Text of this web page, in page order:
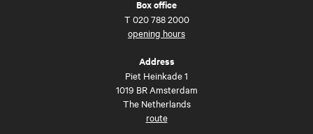
Box office
T 020 788 2000
opening hours
Address
Piet Heinkade 1
1019 BR Amsterdam
The Netherlands
route